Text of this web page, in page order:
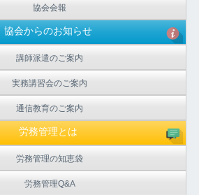
協会会報
協会からのお知らせ
講師派遣のご案内
実務講習会のご案内
通信教育のご案内
労務管理とは
労務管理の知恵袋
労務管理Q&A